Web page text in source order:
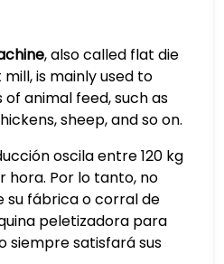
, also called flat die
is mainly used to
animal feed, such as
sheep, and so on.
oscila entre 120 kg
hora. Por lo tanto, no
fábrica o corral de
peletizadora para
siempre satisfará sus